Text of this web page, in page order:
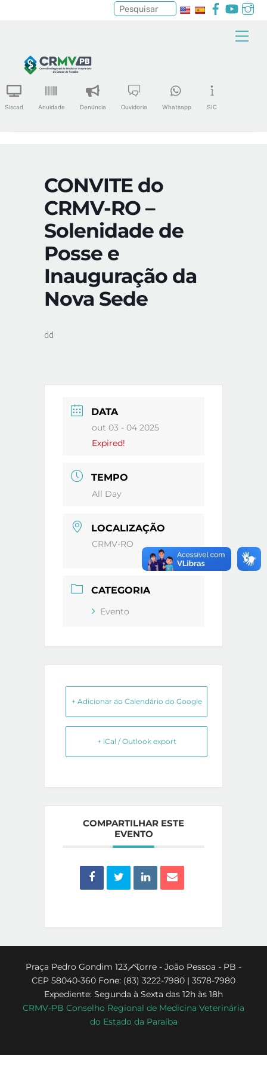
content
Facebook
Siscad Anuidade Denúncia Ouvidoria Whatsapp SIC
Pesquisar
CONVITE do
CRMV-RO –
Solenidade de
Posse e
Inauguração da
Nova Sede
dd
DATA
out 03 - 04 2025
Expired!
TEMPO
All Day
LOCALIZAÇÃO
CRMV-RO
CATEGORIA
Evento
+ Adicionar ao Calendário do Google
+ iCal / Outlook export
COMPARTILHAR ESTE
EVENTO
Back
To
Top
Praça Pedro Gondim 123 - Torre - João Pessoa - PB -
CEP 58040-360 Fone: (83) 3222-7980 | 3578-7980
Expediente: Segunda à Sexta das 12h às 18h
CRMV-PB Conselho Regional de Medicina Veterinária
do Estado da Paraíba